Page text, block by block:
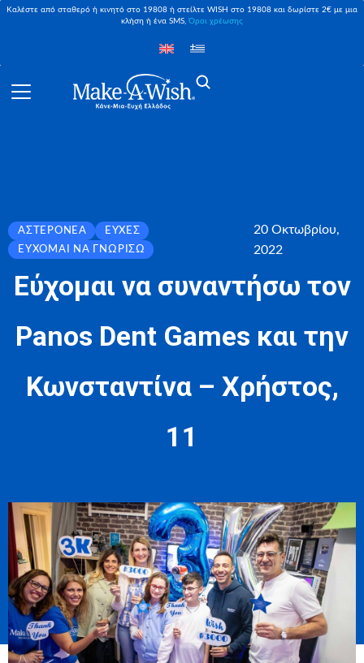
Καλέστε από σταθερό ή κινητό στο 19808 ή στείλτε WISH στο 19808 και δωρίστε 2€ με μια
κλήση ή ένα SMS,Όροι χρέωσης
ΑΣΤΕΡΟΝΈΑ
ΕΥΧΈΣ
ΕΎΧΟΜΑΙ ΝΑ ΓΝΩΡΊΣΩ
20 Οκτωβρίου,
2022
Εύχομαι να συναντήσω τον
Panos Dent Games και την
Κωνσταντίνα – Χρήστος,
11